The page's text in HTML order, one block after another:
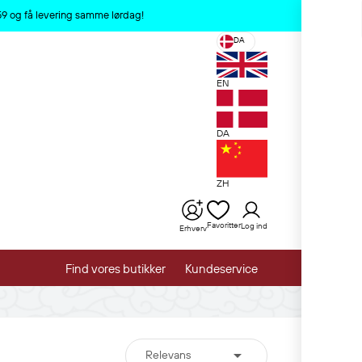
og få levering samme lørdag!
DA
EN
DA
ZH
ErhvervFavoritterLog ind
Find vores butikker Kundeservice
Relevans 